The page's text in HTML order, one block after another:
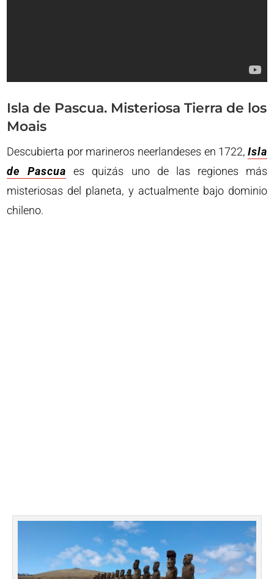
Isla de Pascua. Misteriosa Tierra de los
Moais
Descubierta por marineros neerlandeses en 1722, Isla
de Pascua es quizás uno de las regiones más
misteriosas del planeta, y actualmente bajo dominio
chileno.